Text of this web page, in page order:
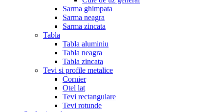
Sarma ghimpata
Sarma neagra
Sarma zincata
Tabla
Tabla aluminiu
Tabla neagra
Tabla zincata
Tevi si profile metalice
Cornier
Otel lat
Tevi rectangulare
Tevi rotunde